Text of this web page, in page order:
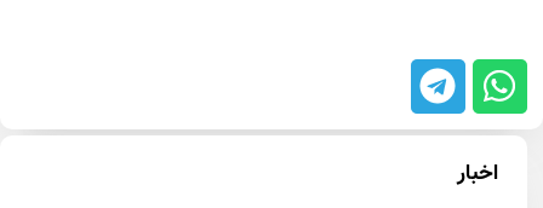
اخبار